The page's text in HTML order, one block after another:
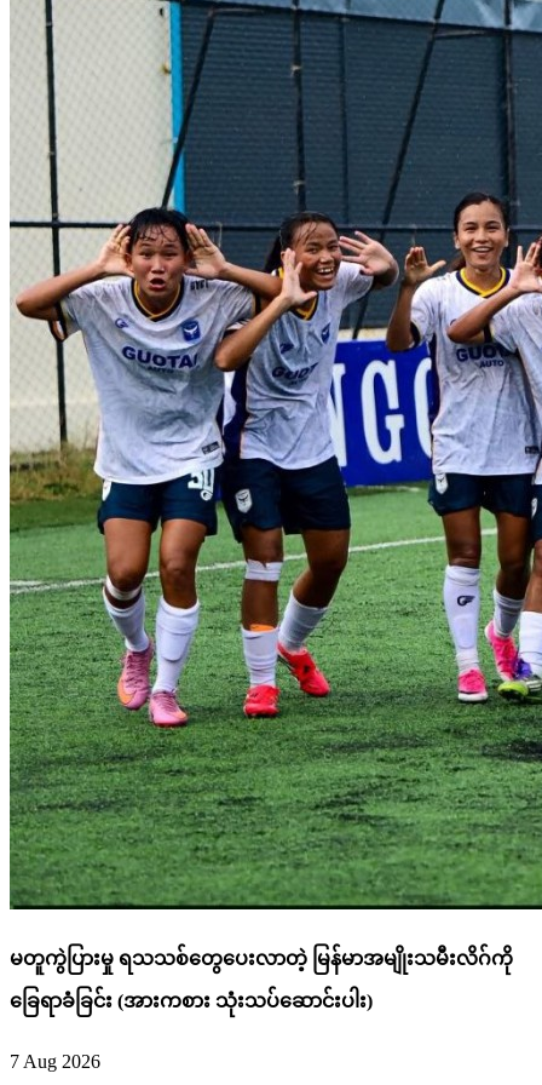
မတူကွဲပြားမှု ရသသစ်တွေပေးလာတဲ့ မြန်မာအမျိုးသမီးလိဂ်ကို
ခြေရာခံခြင်း (အားကစား သုံးသပ်ဆောင်းပါး)
7 Aug 2026